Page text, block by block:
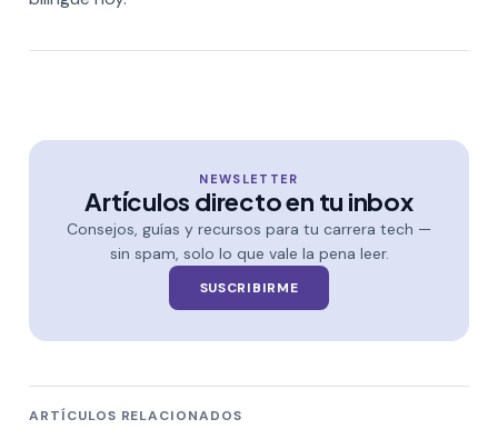
NEWSLETTER
Artículos directo en tu inbox
Consejos, guías y recursos para tu carrera tech —
sin spam, solo lo que vale la pena leer.
SUSCRIBIRME
ARTÍCULOS RELACIONADOS